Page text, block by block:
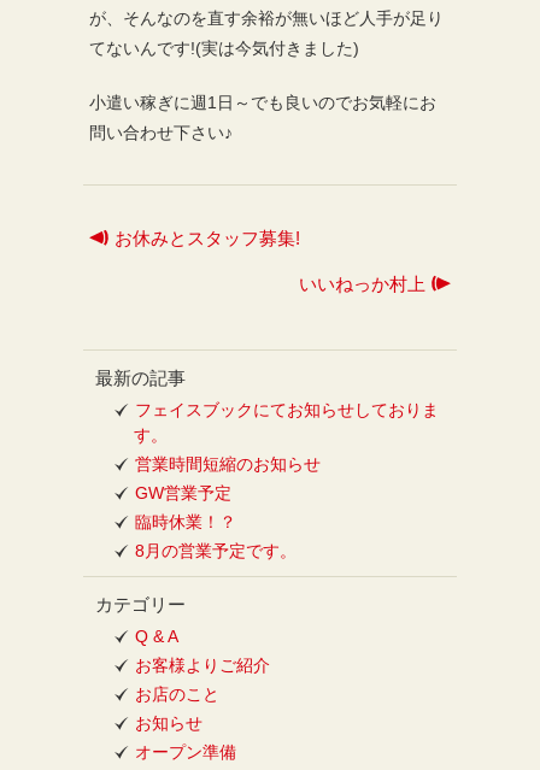
が、そんなのを直す余裕が無いほど人手が足り
てないんです!(実は今気付きました)
小遣い稼ぎに週1日～でも良いのでお気軽にお
問い合わせ下さい♪
お休みとスタッフ募集!
いいねっか村上
最新の記事
フェイスブックにてお知らせしておりま
す。
営業時間短縮のお知らせ
GW営業予定
臨時休業！？
8月の営業予定です。
カテゴリー
Q & A
お客様よりご紹介
お店のこと
お知らせ
オープン準備